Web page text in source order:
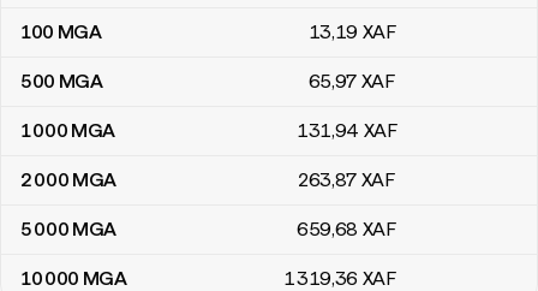
100 MGA 13,19 XAF
500 MGA 65,97 XAF
1 000 MGA 131,94 XAF
2 000 MGA 263,87 XAF
5 000 MGA 659,68 XAF
10 000 MGA 1 319,36 XAF